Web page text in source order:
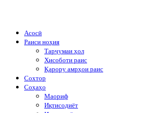
Асосӣ
Раиси ноҳия
Тарҷумаи ҳол
Ҳисоботи раис
Қарору амрҳои раис
Сохтор
Соҳаҳо
Маориф
Иқтисодиёт